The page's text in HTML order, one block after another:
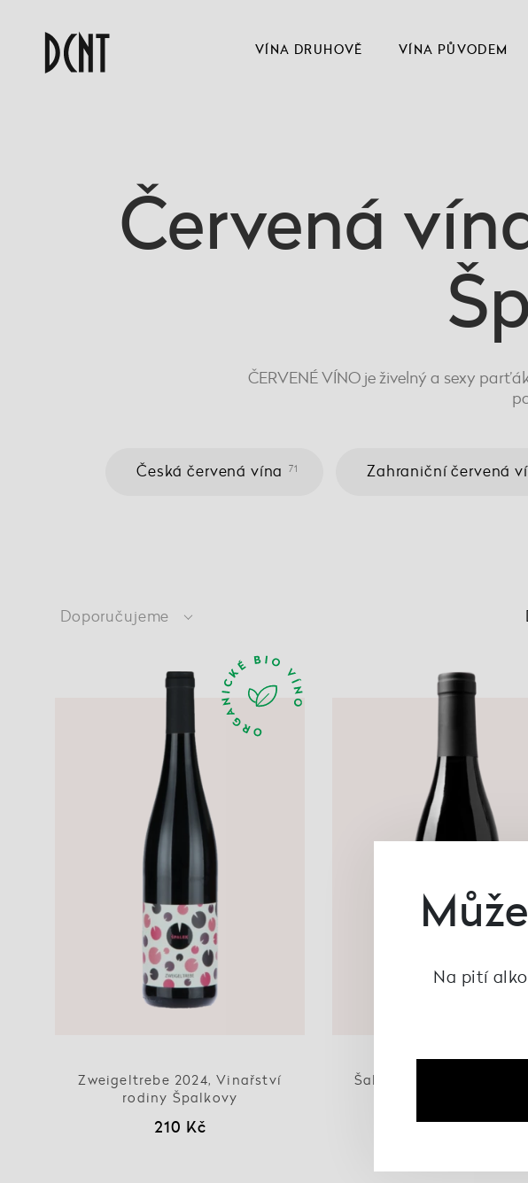
VÍNA DRUHOVĚ VÍNA PŮVODEM
Červená
ČERVENÉ VÍNO je živelný a sexy
Česká červená vína 71 Zahraniční červená
Doporučujeme
Zweigeltrebe 2024, Vinařství
rodiny Špalkovy
210 Kč
Šaler červený 2017,
195 Kč
Na pití